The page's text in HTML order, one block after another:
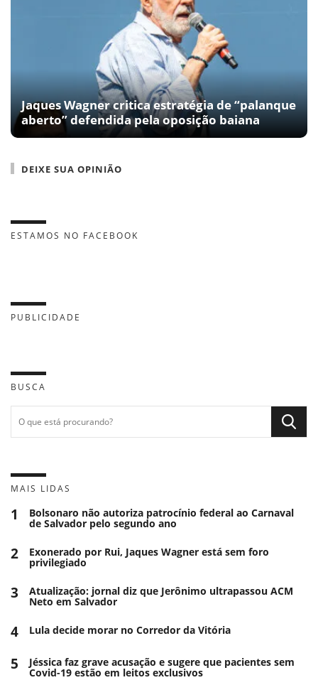
Jaques Wagner critica estratégia de “palanque
aberto” defendida pela oposição baiana
DEIXE SUA OPINIÃO
ESTAMOS NO FACEBOOK
PUBLICIDADE
BUSCA
MAIS LIDAS
1 Bolsonaro não autoriza patrocínio federal ao Carnaval
de Salvador pelo segundo ano
2 Exonerado por Rui, Jaques Wagner está sem foro
privilegiado
3 Atualização: jornal diz que Jerônimo ultrapassou ACM
Neto em Salvador
4 Lula decide morar no Corredor da Vitória
5 Jéssica faz grave acusação e sugere que pacientes sem
Covid-19 estão em leitos exclusivos